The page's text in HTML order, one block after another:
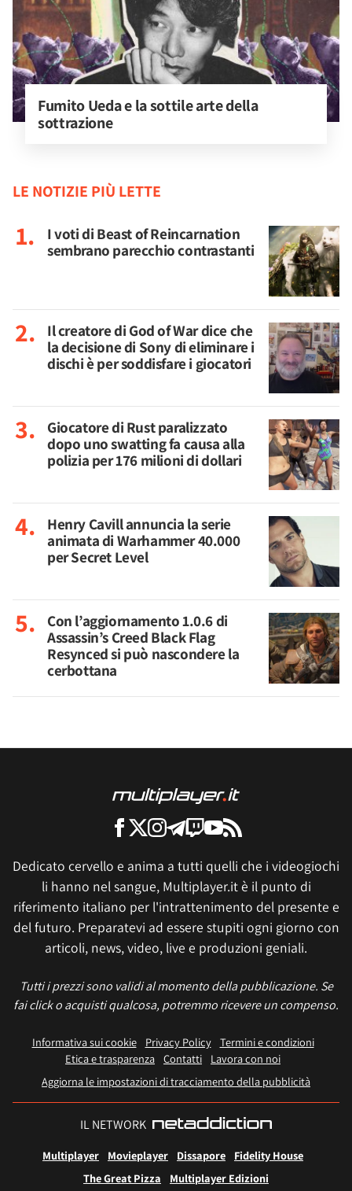
Fumito Ueda e la sottile arte della
sottrazione
LE NOTIZIE PIÙ LETTE
I voti di Beast of Reincarnation
sembrano parecchio contrastanti
Il creatore di God of War dice che
la decisione di Sony di eliminare i
dischi è per soddisfare i giocatori
Giocatore di Rust paralizzato
dopo uno swatting fa causa alla
polizia per 176 milioni di dollari
Henry Cavill annuncia la serie
animata di Warhammer 40.000
per Secret Level
Con l’aggiornamento 1.0.6 di
Assassin’s Creed Black Flag
Resynced si può nascondere la
cerbottana
Dedicato cervello e anima a tutti quelli che i videogiochi
li hanno nel sangue, Multiplayer.it è il punto di
riferimento italiano per l'intrattenimento del presente e
del futuro. Preparatevi ad essere stupiti ogni giorno con
articoli, news, video, live e produzioni geniali.
Tutti i prezzi sono validi al momento della pubblicazione. Se
fai click o acquisti qualcosa, potremmo ricevere un compenso.
Informativa sui cookie Privacy Policy
Termini e condizioni
Etica e trasparenza Contatti
Lavora con noi
Aggiorna le impostazioni di tracciamento della pubblicità
IL NETWORK
Multiplayer Movieplayer Dissapore
Fidelity House
The Great Pizza
Multiplayer Edizioni